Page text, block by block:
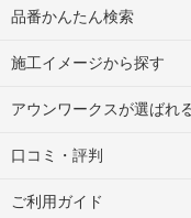
品番かんたん検索
施工イメージから探す
アウンワークスが選ばれ
口コミ・評判
ご利用ガイド